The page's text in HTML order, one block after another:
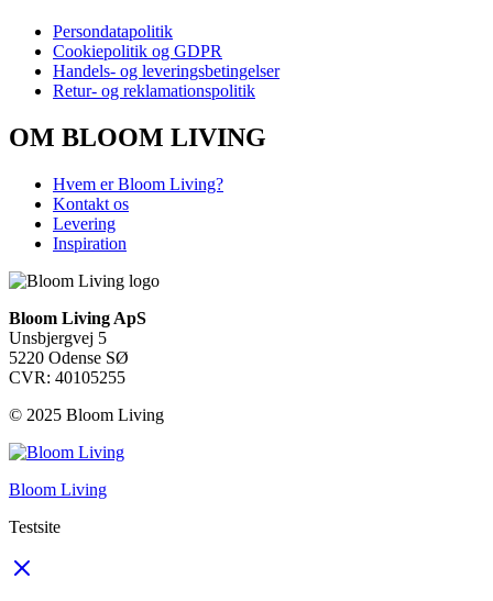
Persondatapolitik
Cookiepolitik og GDPR
Handels- og leveringsbetingelser
Retur- og reklamationspolitik
OM BLOOM LIVING
Hvem er Bloom Living?
Kontakt os
Levering
Inspiration
Bloom Living ApS
Unsbjergvej 5
5220 Odense SØ
CVR: 40105255
© 2025 Bloom Living
Bloom Living
Testsite